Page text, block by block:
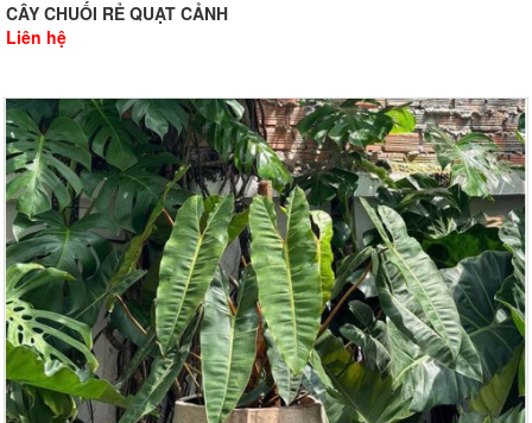
CÂY CHUỐI RẺ QUẠT CẢNH
Liên hệ